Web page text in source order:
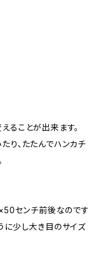
ることが出来ます。
り、たたんでハンカチ
センチ前後なのです
に少し大き目のサイズ